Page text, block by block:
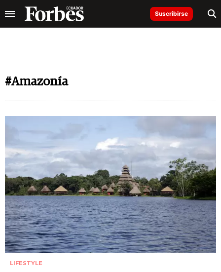
Suscribirse
#Amazonía
LIFESTYLE